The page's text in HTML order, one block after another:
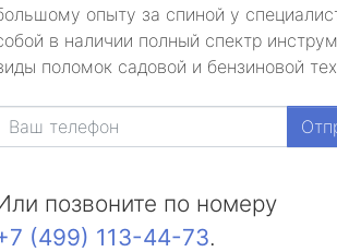
опыту за спиной у
в наличии полный спектр
поломок садовой и бензиновой
позвоните по номеру
(499) 113-44-73.